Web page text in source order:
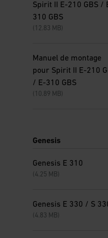
Spirit II E-210 GBS /
310 GBS
(12.83 MB)
Manuel de montage
pour Spirit II E-210
/ E-310 GBS
(10.89 MB)
Genesis
Genesis E 310
(4.25 MB)
Genesis E 330 / S
(4.83 MB)